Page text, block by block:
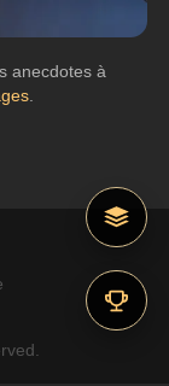
anecdotes à
.